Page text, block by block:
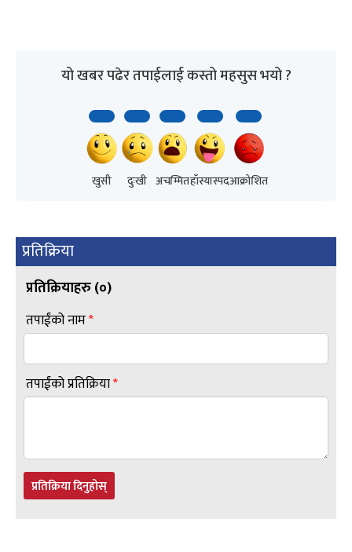
यो खबर पढेर तपाईलाई कस्तो महसुस भयो ?
खुसी दुःखी अचम्मितहाँस्यास्पदआक्रोशित
प्रतिक्रिया
प्रतिक्रियाहरु (०)
तपाईंको नाम*
तपाईंको प्रतिक्रिया*
प्रतिक्रिया दिनुहोस्